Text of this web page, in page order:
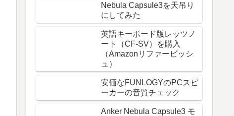
Nebula Capsule3を天吊り
にしてみた
英語キーボード版レッツノ
ート（CF-SV）を購入
（Amazonリファービッシ
ュ）
安価なFUNLOGYのPCスピ
ーカーの音質チェック
Anker Nebula Capsule3 モ